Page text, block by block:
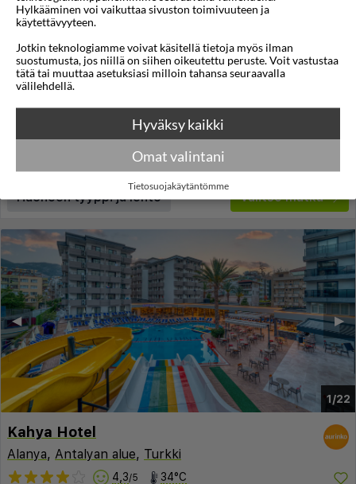
Mayflower
Alanya,Antalyan alue,Turkki
la 01 touko 2027 15:45
€718
Huoneen tyyppi ja lento Valitse matka
1/22
▶︎
◀︎
Kahya Hotel
Alanya, Antalyan alue, Turkki
4,3/5 34°C
Hylkääminen voi vaikuttaa sivuston toimivuuteen ja
käytettävyyteen.
Jotkin teknologiamme voivat käsitellä tietoja myös ilman
suostumusta, jos niillä on siihen oikeutettu peruste. Voit vastustaa
tätä tai muuttaa asetuksiasi milloin tahansa seuraavalla
välilehdellä.
Hyväksy kaikki
Omat valintani
Tietosuojakäytäntömme